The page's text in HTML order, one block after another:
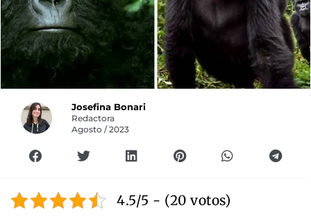
Josefina Bonari
Redactora
Agosto / 2023
4.5/5 - (20 votos)